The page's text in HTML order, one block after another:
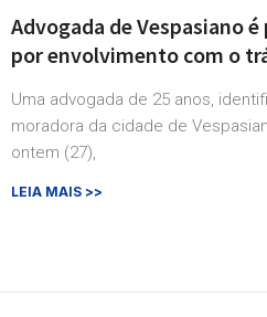
Advogada de Vespasiano
por envolvimento com o
Uma advogada de 25 anos,
moradora da cidade de
ontem (27),
LEIA MAIS >>